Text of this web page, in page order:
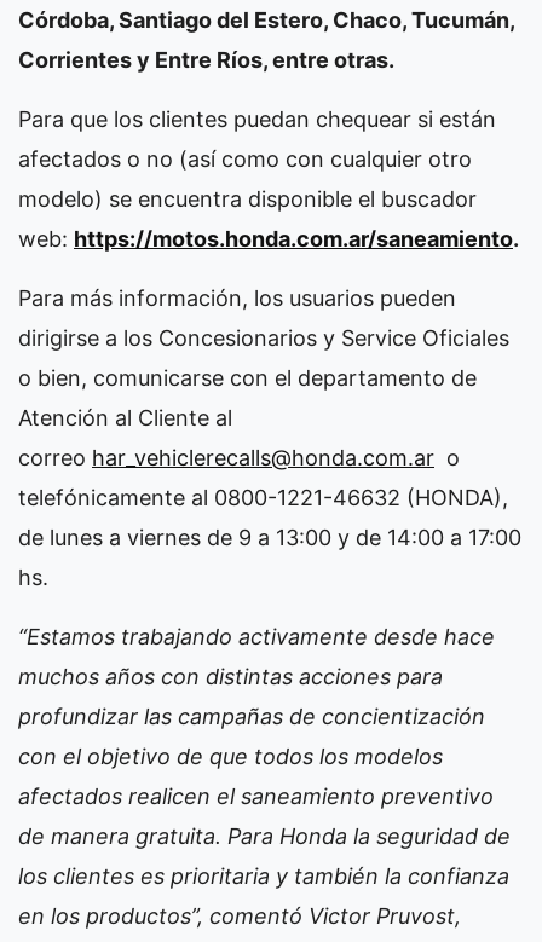
Córdoba, Santiago del Estero, Chaco, Tucumán,
Corrientes y Entre Ríos, entre otras.
Para que los clientes puedan chequear si están
afectados o no (así como con cualquier otro
modelo) se encuentra disponible el buscador
web: https://motos.honda.com.ar/saneamiento.
Para más información, los usuarios pueden
dirigirse a los Concesionarios y Service Oficiales
o bien, comunicarse con el departamento de
Atención al Cliente al
correo har_vehiclerecalls@honda.com.ar o
telefónicamente al 0800-1221-46632 (HONDA),
de lunes a viernes de 9 a 13:00 y de 14:00 a 17:00
hs.
“Estamos trabajando activamente desde hace
muchos años con distintas acciones para
profundizar las campañas de concientización
con el objetivo de que todos los modelos
afectados realicen el saneamiento preventivo
de manera gratuita. Para Honda la seguridad de
los clientes es prioritaria y también la confianza
en los productos”, comentó Victor Pruvost,